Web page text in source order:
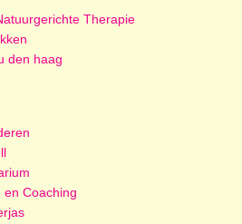
Therapie
den haag
en Coaching